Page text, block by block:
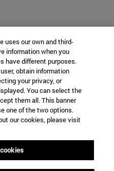
uses our own and third-
information when you
have different purposes.
obtain information
your privacy, or
You can select the
them all. This banner
one of the two options.
our cookies, please visit